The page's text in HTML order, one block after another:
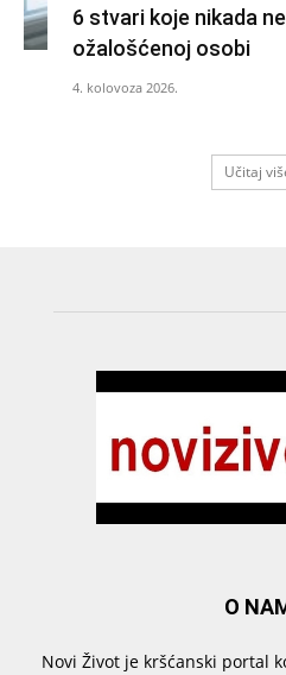
6 stvari koje nikada
ožalošćenoj osobi
4. kolovoza 2026.
Učitaj
O
Novi Život je kršćanski portal